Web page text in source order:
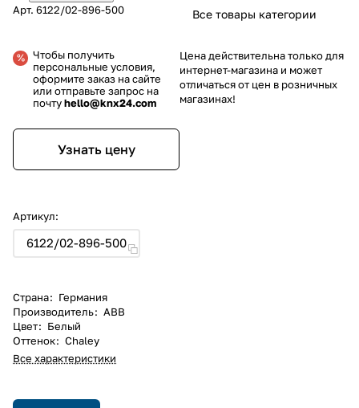
Арт. 6122/02-896-500
Чтобы получить
персональные условия,
оформите заказ на сайте
или отправьте запрос на
почтуhello@knx24.com
Узнать цену
Артикул:
6122/02-896-500
Страна: Германия
Производитель: ABB
Цвет: Белый
Оттенок: Chaley
Все характеристики
Все товары категории
Цена действительна только для
интернет-магазина и может
отличаться от цен в розничных
магазинах!